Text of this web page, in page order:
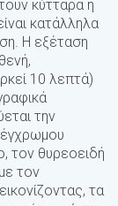
κύτταρα ή
κατάλληλα
Η εξέταση
10 λεπτά)
την
τον θυρεοειδή
τον
τα